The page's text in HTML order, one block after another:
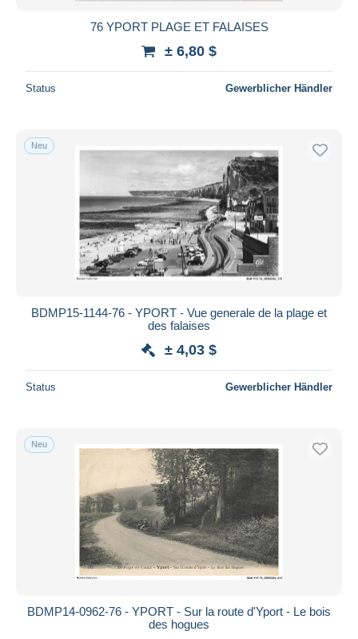
76 YPORT PLAGE ET FALAISES
± 6,80 $
Status Gewerblicher Händler
Neu
BDMP15-1144-76 - YPORT - Vue generale de la plage et
des falaises
± 4,03 $
Status Gewerblicher Händler
Neu
BDMP14-0962-76 - YPORT - Sur la route d'Yport - Le bois
des hogues